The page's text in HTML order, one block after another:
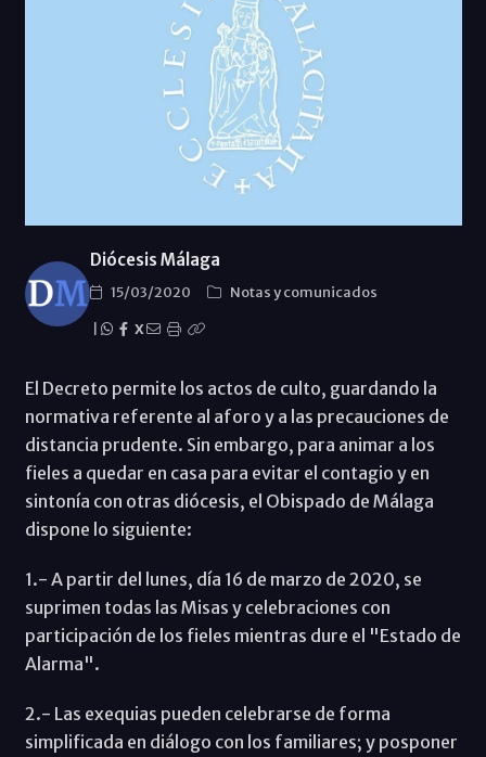
Diócesis Málaga
15/03/2020
Notas y comunicados
X
El Decreto permite los actos de culto, guardando la
normativa referente al aforo y a las precauciones de
distancia prudente. Sin embargo, para animar a los
fieles a quedar en casa para evitar el contagio y en
sintonía con otras diócesis, el Obispado de Málaga
dispone lo siguiente:
1.- A partir del lunes, día 16 de marzo de 2020, se
suprimen todas las Misas y celebraciones con
participación de los fieles mientras dure el "Estado de
Alarma".
2.- Las exequias pueden celebrarse de forma
simplificada en diálogo con los familiares; y posponer